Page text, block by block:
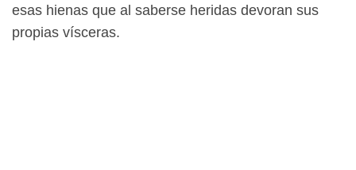
esas hienas que al saberse heridas devoran sus
propias vísceras.